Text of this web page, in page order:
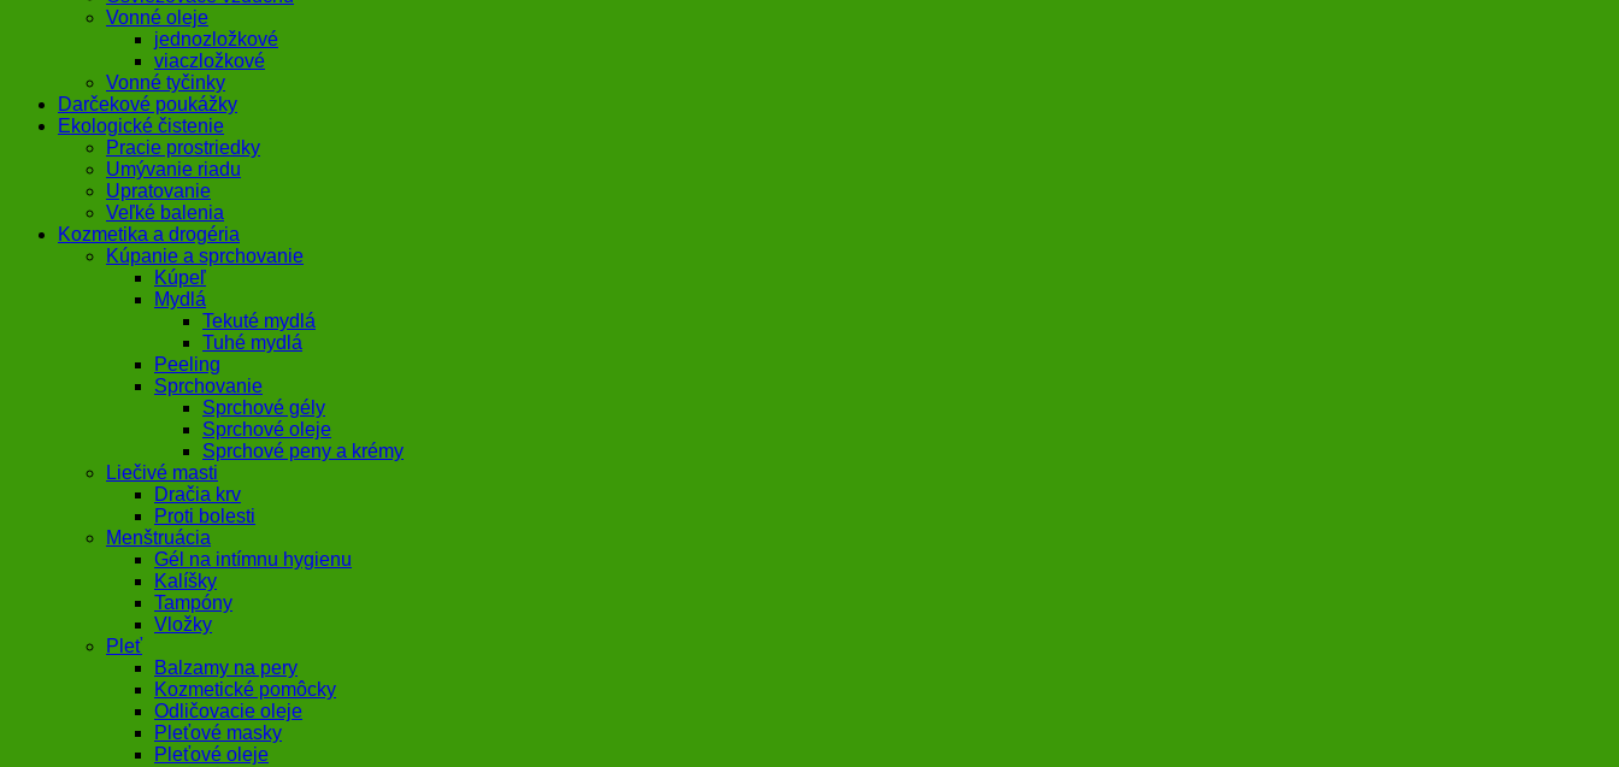
Vonné oleje
jednozložkové
viaczložkové
Vonné tyčinky
Darčekové poukážky
Ekologické čistenie
Pracie prostriedky
Umývanie riadu
Upratovanie
Veľké balenia
Kozmetika a drogéria
Kúpanie a sprchovanie
Kúpeľ
Mydlá
Tekuté mydlá
Tuhé mydlá
Peeling
Sprchovanie
Sprchové gély
Sprchové oleje
Sprchové peny a krémy
Liečivé masti
Dračia krv
Proti bolesti
Menštruácia
Gél na intímnu hygienu
Kalíšky
Tampóny
Vložky
Pleť
Balzamy na pery
Kozmetické pomôcky
Odličovacie oleje
Pleťové masky
Pleťové oleje